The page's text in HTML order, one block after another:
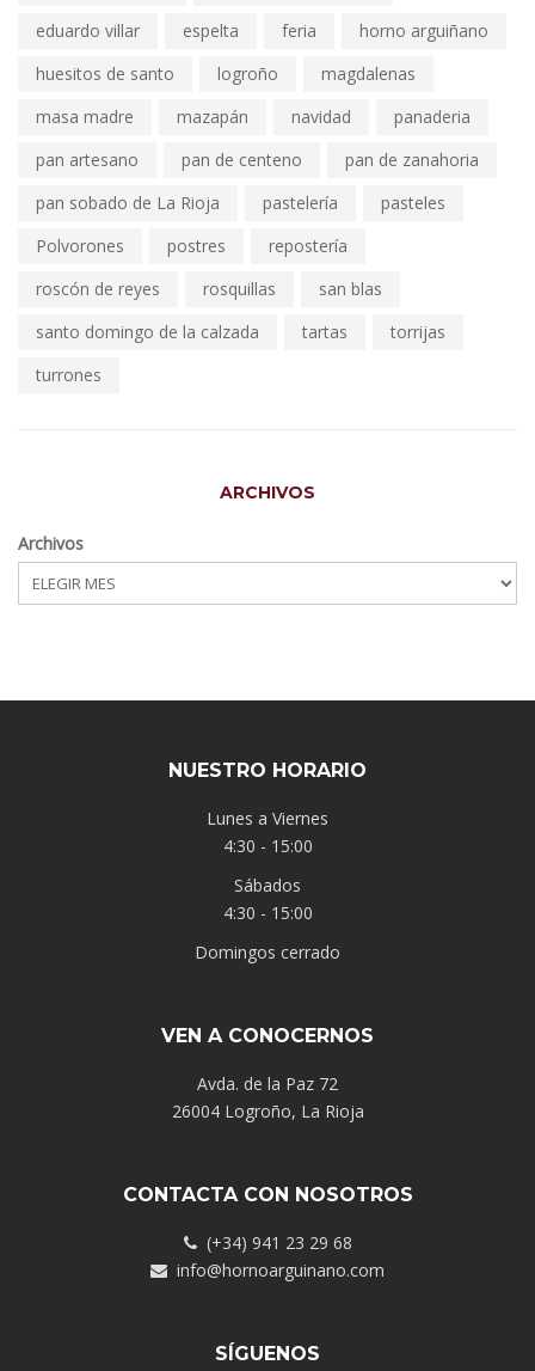
eduardo villar
espelta feria
horno arguiñano
huesitos de santo
logroño
magdalenas
masa madre
mazapán navidad
panaderia
pan artesano
pan de centeno
pan de zanahoria
pan sobado de La Rioja
pastelería
pasteles
Polvorones
postres
repostería
roscón de reyes
rosquillas
san blas
santo domingo de la calzada
tartas
torrijas
turrones
ARCHIVOS
Archivos
NUESTRO HORARIO
Lunes a Viernes
4:30 - 15:00
Sábados
4:30 - 15:00
Domingos cerrado
VEN A CONOCERNOS
Avda. de la Paz 72
26004 Logroño, La Rioja
CONTACTA CON NOSOTROS
(+34) 941 23 29 68
info@hornoarguinano.com
SÍGUENOS